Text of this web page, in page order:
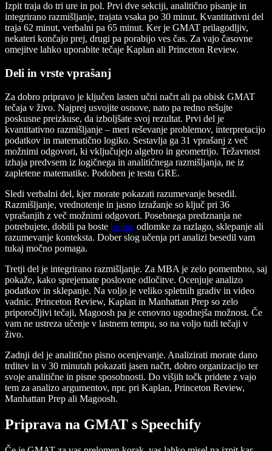
Izpit traja do tri ure in pol. Prvi dve sekciji, analitično pisanje in
integrirano razmišljanje, trajata vsaka po 30 minut. Kvantitativni del
traja 62 minut, verbalni pa 65 minut. Ker je GMAT prilagodljiv,
nekateri končajo prej, drugi pa porabijo ves čas. Za vajo časovne
omejitve lahko uporabite tečaje Kaplan ali Princeton Review.
Deli in vrste vprašanj
Za dobro pripravo je ključen lasten učni načrt ali pa obisk GMAT
tečaja v živo. Najprej usvojite osnove, nato pa redno rešujte
poskusne preizkuse, da izboljšate svoj rezultat. Prvi del je
kvantitativno razmišljanje – meri reševanje problemov, interpretacijo
podatkov in matematično logiko. Sestavlja ga 31 vprašanj z več
možnimi odgovori, ki vključujejo algebro in geometrijo. Težavnost
izhaja predvsem iz logičnega in analitičnega razmišljanja, ne iz
zapletene matematike. Podoben je testu GRE.
Sledi verbalni del, kjer morate pokazati razumevanje besedil.
Razmišljanje, vrednotenje in jasno izražanje so ključ pri 36
vprašanjih z več možnimi odgovori. Posebnega predznanja ne
potrebujete, dobili pa boste bralne odlomke za razlago, sklepanje ali
razumevanje konteksta. Dober slog učenja pri analizi besedil vam
tukaj močno pomaga.
Tretji del je integrirano razmišljanje. Za MBA je zelo pomembno, saj
pokaže, kako sprejemate poslovne odločitve. Ocenjuje analizo
podatkov in sklepanje. Na voljo je veliko spletnih gradiv in video
vadnic. Princeton Review, Kaplan in Manhattan Prep so zelo
priporočljivi tečaji, Magoosh pa je cenovno ugodnejša možnost. Če
vam ne ustreza učenje v lastnem tempu, so na voljo tudi tečaji v
živo.
Zadnji del je analitično pisno ocenjevanje. Analizirati morate dano
trditev in v 30 minutah pokazati jasen načrt, dobro organizacijo ter
svoje analitične in pisne sposobnosti. Do višjih točk pridete z vajo
tem za analizo argumentov, npr. pri Kaplan, Princeton Review,
Manhattan Prep ali Magoosh.
Priprava na GMAT s Speechify